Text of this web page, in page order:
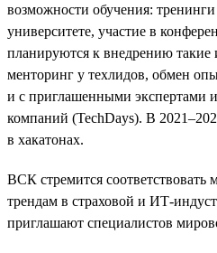
возможности обучения:
университете, участие в
планируются к внедрению такие
менторинг у техлидов, обмен
и с приглашенными экспертами
компаний (TechDays). В
в хакатонах.
ВСК стремится
трендам в страховой и ИТ-
приглашают специалистов